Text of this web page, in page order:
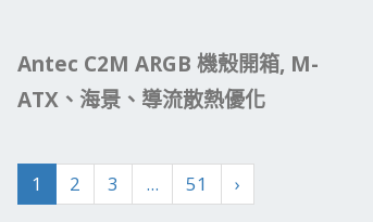
Antec C2M ARGB 機殼開箱, M-
ATX、海景、導流散熱優化
1 2 3 ... 51 ›